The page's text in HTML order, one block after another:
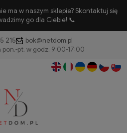
ma w naszym sklepie? Skontaktuj się
go dla Ciebie! 📞
215 bok@netdom.pl